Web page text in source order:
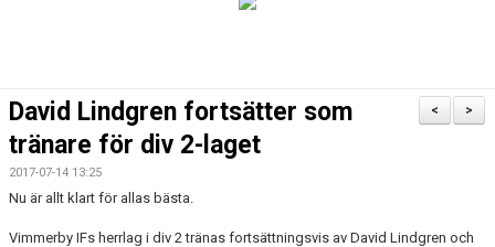
OM FÖRENINGEN
BARN & UNGDOMSVERKSAMHET
>
<
David Lindgren fortsätter som
tränare för div 2-laget
2017-07-14 13:25
Nu är allt klart för allas bästa.
Vimmerby IFs herrlag i div 2 tränas fortsättningsvis av David Lindgren och